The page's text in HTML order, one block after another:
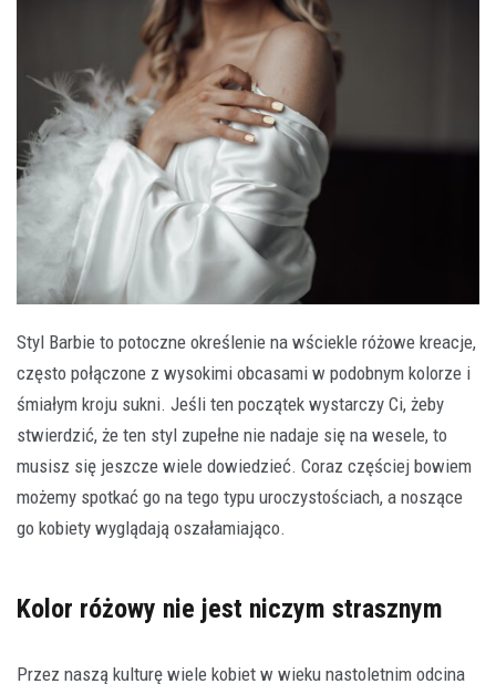
Styl Barbie to potoczne określenie na wściekle różowe kreacje,
często połączone z wysokimi obcasami w podobnym kolorze i
śmiałym kroju sukni. Jeśli ten początek wystarczy Ci, żeby
stwierdzić, że ten styl zupełne nie nadaje się na wesele, to
musisz się jeszcze wiele dowiedzieć. Coraz częściej bowiem
możemy spotkać go na tego typu uroczystościach, a noszące
go kobiety wyglądają oszałamiająco.
Kolor różowy nie jest niczym strasznym
Przez naszą kulturę wiele kobiet w wieku nastoletnim odcina